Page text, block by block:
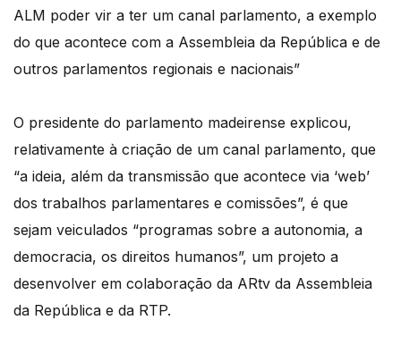
ALM poder vir a ter um canal parlamento, a exemplo
do que acontece com a Assembleia da República e de
outros parlamentos regionais e nacionais”
O presidente do parlamento madeirense explicou,
relativamente à criação de um canal parlamento, que
“a ideia, além da transmissão que acontece via ‘web’
dos trabalhos parlamentares e comissões”, é que
sejam veiculados “programas sobre a autonomia, a
democracia, os direitos humanos”, um projeto a
desenvolver em colaboração da ARtv da Assembleia
da República e da RTP.